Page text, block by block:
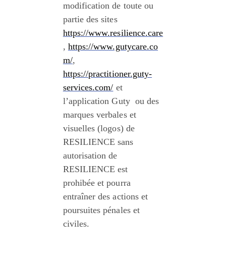
modification de toute ou
partie des sites
https://www.resilience.care
, https://www.gutycare.co
m/,
https://practitioner.guty-
services.com/ et
l’application Guty  ou des
marques verbales et
visuelles (logos) de
RESILIENCE sans
autorisation de
RESILIENCE est
prohibée et pourra
entraîner des actions et
poursuites pénales et
civiles.